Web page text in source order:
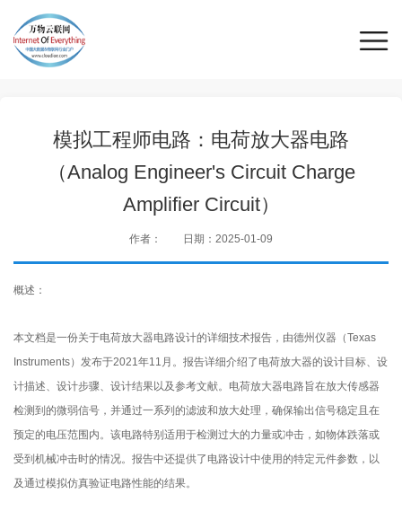
模拟工程师电路：电荷放大器电路
（Analog Engineer's Circuit Charge
Amplifier Circuit）
作者： 日期：2025-01-09
概述：
本文档是一份关于电荷放大器电路设计的详细技术报告，由德州仪器（Texas
Instruments）发布于2021年11月。报告详细介绍了电荷放大器的设计目标、设
计描述、设计步骤、设计结果以及参考文献。电荷放大器电路旨在放大传感器
检测到的微弱信号，并通过一系列的滤波和放大处理，确保输出信号稳定且在
预定的电压范围内。该电路特别适用于检测过大的力量或冲击，如物体跌落或
受到机械冲击时的情况。报告中还提供了电路设计中使用的特定元件参数，以
及通过模拟仿真验证电路性能的结果。